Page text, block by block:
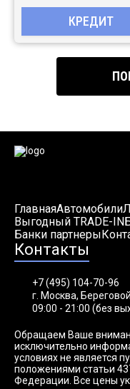
КРЕДИТ
ГлавнаяАвтомобили
Выгодный TRADE-IN
Банки партнеры
Контакты
+7 (495) 104-70-96
г. Москва,
09:00 - 21:00 (без
Обращаем Ваше
исключительно
условиях не является
положениями статьи
Федерации. Все цены